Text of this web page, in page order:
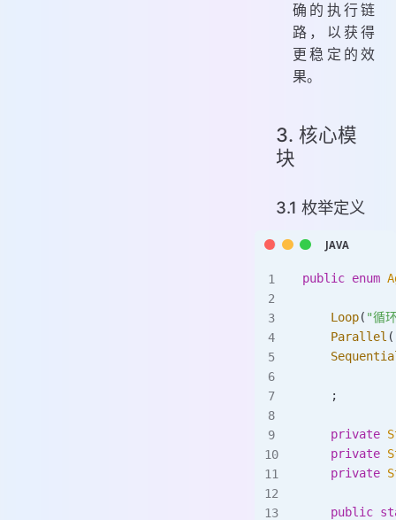
确的执行链
路，以获得
更稳定的效
果。
3. 核心模
块
3.1 枚举定义
public enum
    Loop
( "循
    Parallel
(
    ;
    private
    private
    private
    public